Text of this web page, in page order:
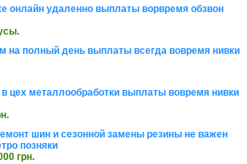
онлайн удаленно выплаты ворвремя обзвон
на полный день выплаты всегда вовремя нивки
в цех металлообработки выплаты вовремя нивки
шин и сезонной замены резины не важен
позняки
грн.